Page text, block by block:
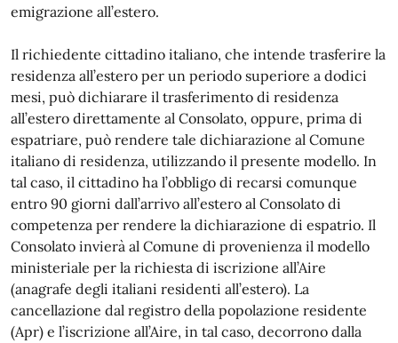
emigrazione all’estero.
Il richiedente cittadino italiano, che intende trasferire la
residenza all’estero per un periodo superiore a dodici
mesi, può dichiarare il trasferimento di residenza
all’estero direttamente al Consolato, oppure, prima di
espatriare, può rendere tale dichiarazione al Comune
italiano di residenza, utilizzando il presente modello. In
tal caso, il cittadino ha l’obbligo di recarsi comunque
entro 90 giorni dall’arrivo all’estero al Consolato di
competenza per rendere la dichiarazione di espatrio. Il
Consolato invierà al Comune di provenienza il modello
ministeriale per la richiesta di iscrizione all’Aire
(anagrafe degli italiani residenti all’estero). La
cancellazione dal registro della popolazione residente
(Apr) e l’iscrizione all’Aire, in tal caso, decorrono dalla